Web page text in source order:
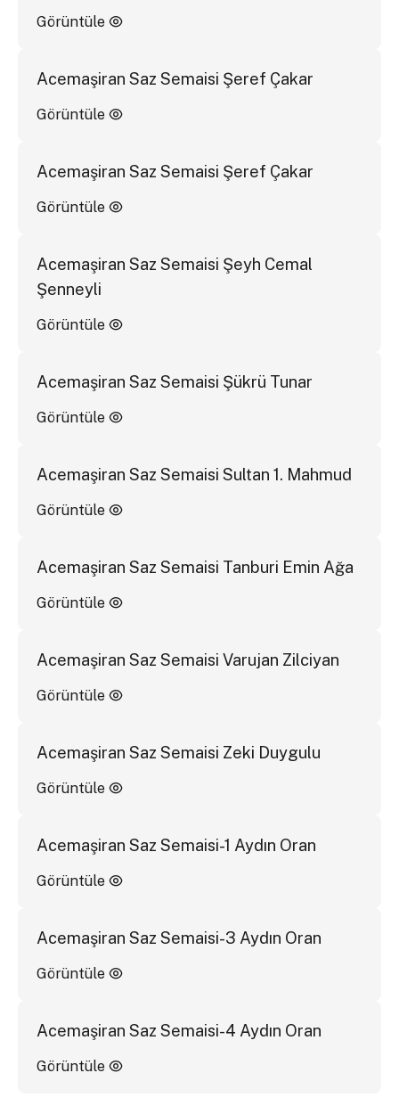
Görüntüle
Acemaşiran Saz Semaisi Şeref Çakar
Görüntüle
Acemaşiran Saz Semaisi Şeref Çakar
Görüntüle
Acemaşiran Saz Semaisi Şeyh Cemal
Şenneyli
Görüntüle
Acemaşiran Saz Semaisi Şükrü Tunar
Görüntüle
Acemaşiran Saz Semaisi Sultan 1. Mahmud
Görüntüle
Acemaşiran Saz Semaisi Tanburi Emin Ağa
Görüntüle
Acemaşiran Saz Semaisi Varujan Zilciyan
Görüntüle
Acemaşiran Saz Semaisi Zeki Duygulu
Görüntüle
Acemaşiran Saz Semaisi-1 Aydın Oran
Görüntüle
Acemaşiran Saz Semaisi-3 Aydın Oran
Görüntüle
Acemaşiran Saz Semaisi-4 Aydın Oran
Görüntüle